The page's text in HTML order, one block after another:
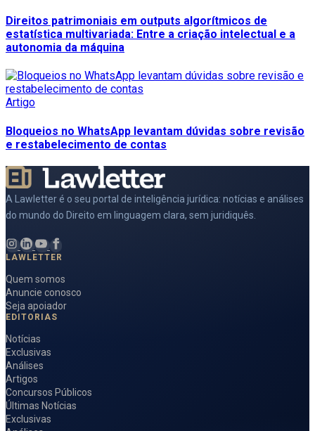
Direitos patrimoniais em outputs algorítmicos de
estatística multivariada: Entre a criação intelectual e a
autonomia da máquina
Artigo
Bloqueios no WhatsApp levantam dúvidas sobre revisão
e restabelecimento de contas
A Lawletter é o seu portal de inteligência jurídica: notícias e análises
do mundo do Direito em linguagem clara, sem juridiquês.
LAWLETTER
Quem somos
Anuncie conosco
Seja apoiador
EDITORIAS
Notícias
Exclusivas
Análises
Artigos
Concursos Públicos
Últimas Notícias
Exclusivas